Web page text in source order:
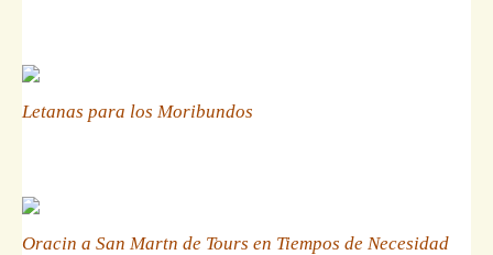
Letanas para los Moribundos
Oracin a San Martn de Tours en Tiempos de Necesidad